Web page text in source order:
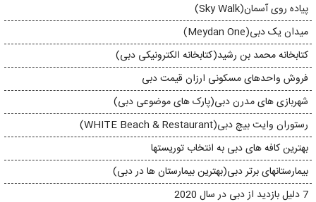
پیاده روی آسمان(Sky Walk)
میدان یک دبی(Meydan One)
کتابخانه محمد بن رشید(کتابخانه الکترونیکی دبی)
فروش واحدهای مسکونی ارزان قیمت دبی
شهربازی های مدرن دبی(پارک های موضوعی دبی)
رستوران وایت بیچ دبی(WHITE Beach & Restaurant)
بهترین کافه های دبی به انتخاب توریستها
بیمارستانهای برتر دبی(بهترین بیمارستان ها در دبی)
7 دلیل بازدید از دبی در سال 2020